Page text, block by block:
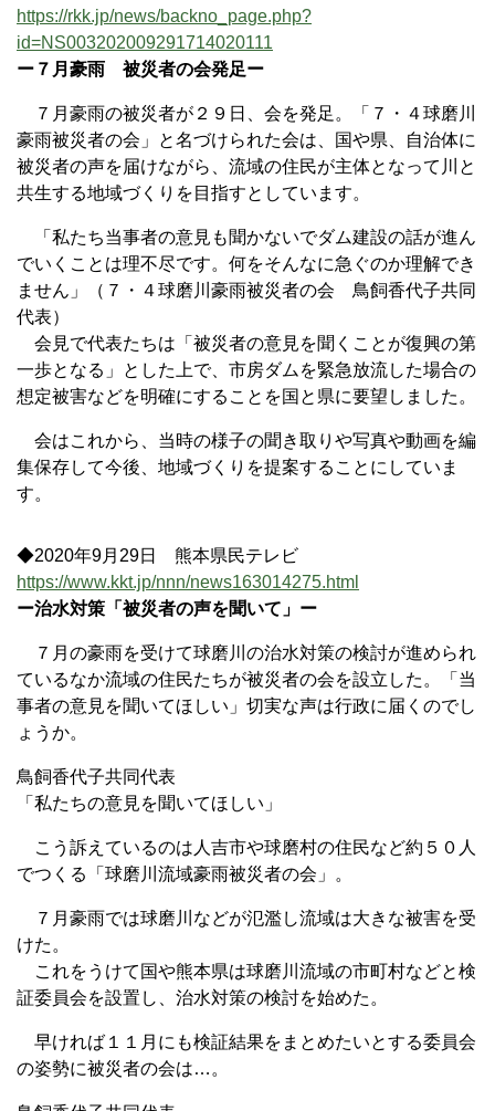
https://rkk.jp/news/backno_page.php?
id=NS003202009291714020111
ー７月豪雨 被災者の会発足ー
７月豪雨の被災者が２９日、会を発足。「７・４球磨川
豪雨被災者の会」と名づけられた会は、国や県、自治体に
被災者の声を届けながら、流域の住民が主体となって川と
共生する地域づくりを目指すとしています。
「私たち当事者の意見も聞かないでダム建設の話が進ん
でいくことは理不尽です。何をそんなに急ぐのか理解でき
ません」（７・４球磨川豪雨被災者の会 鳥飼香代子共同
代表）
会見で代表たちは「被災者の意見を聞くことが復興の第
一歩となる」とした上で、市房ダムを緊急放流した場合の
想定被害などを明確にすることを国と県に要望しました。
会はこれから、当時の様子の聞き取りや写真や動画を編
集保存して今後、地域づくりを提案することにしていま
す。
◆2020年9月29日 熊本県民テレビ
https://www.kkt.jp/nnn/news163014275.html
ー治水対策「被災者の声を聞いて」ー
７月の豪雨を受けて球磨川の治水対策の検討が進められ
ているなか流域の住民たちが被災者の会を設立した。「当
事者の意見を聞いてほしい」切実な声は行政に届くのでし
ょうか。
鳥飼香代子共同代表
「私たちの意見を聞いてほしい」
こう訴えているのは人吉市や球磨村の住民など約５０人
でつくる「球磨川流域豪雨被災者の会」。
７月豪雨では球磨川などが氾濫し流域は大きな被害を受
けた。
これをうけて国や熊本県は球磨川流域の市町村などと検
証委員会を設置し、治水対策の検討を始めた。
早ければ１１月にも検証結果をまとめたいとする委員会
の姿勢に被災者の会は…。